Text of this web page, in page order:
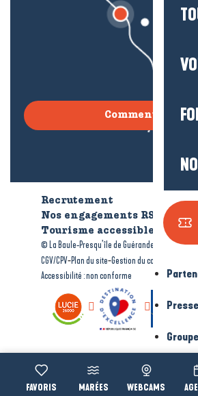
Voir les favorisMARÉES WEBCAMS
Presse
Comment venir ?
Recrutement
Qui
Nos engagements RSE
Tourisme accessible
© La Baule-Presqu’île de Guérande tourisme-
CGV/CPV-Plan du site-Gestion du consentement
Accessibilité : non conforme